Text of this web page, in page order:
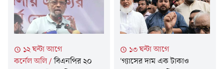
১২ ঘন্টা আগে
কর্নেল অলি/বিএনপির ২০
১৩ ঘন্টা আগে
'গ্যাসের দাম এক টাকাও